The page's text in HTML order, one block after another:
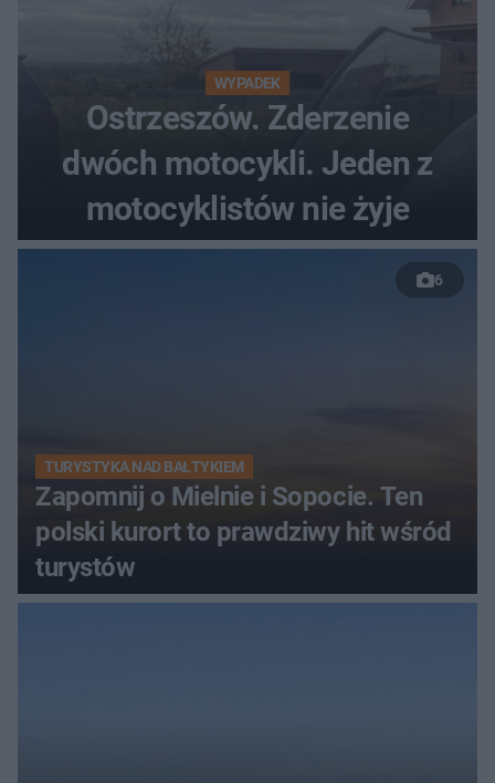
WYPADEK
Ostrzeszów. Zderzenie
dwóch motocykli. Jeden z
motocyklistów nie żyje
6
TURYSTYKA NAD BAŁTYKIEM
Zapomnij o Mielnie i Sopocie. Ten
polski kurort to prawdziwy hit wśród
turystów